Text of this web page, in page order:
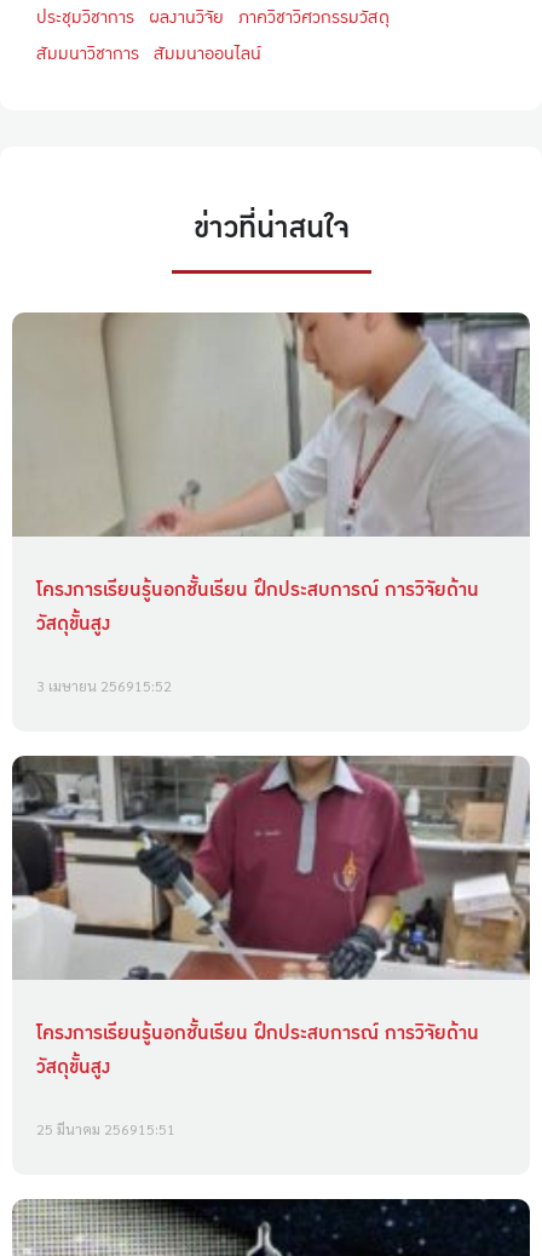
ประชุมวิชาการ ผลงานวิจัย ภาควิชาวิศวกรรมวัสดุ
สัมมนาวิชาการ สัมมนาออนไลน์
ข่าวที่น่าสนใจ
โครงการเรียนรู้นอกชั้นเรียน ฝึกประสบการณ์ การวิจัยด้าน
วัสดุขั้นสูง
3 เมษายน 256915:52
โครงการเรียนรู้นอกชั้นเรียน ฝึกประสบการณ์ การวิจัยด้าน
วัสดุขั้นสูง
25 มีนาคม 256915:51